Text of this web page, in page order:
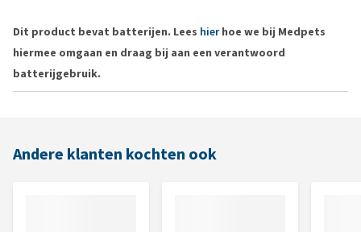
Dit product bevat batterijen. Lees hierhoe we bij Medpets
hiermee omgaan en draag bij aan een verantwoord
batterijgebruik.
Andere klanten kochten ook